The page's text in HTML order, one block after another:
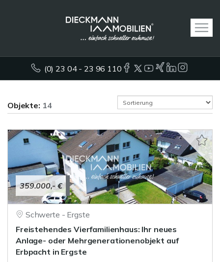
(0) 23 04 - 23 96 110
Objekte: 14
359.000,- €
Schwerte - Ergste
Freistehendes Vierfamilienhaus: Ihr neues
Anlage- oder Mehrgenerationenobjekt auf
Erbpacht in Ergste